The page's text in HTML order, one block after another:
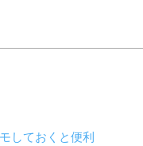
しておくと便利